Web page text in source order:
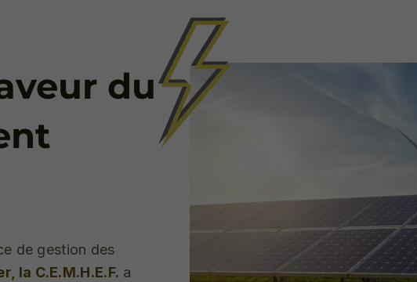
du
de gestion des
la C.E.M.H.E.F. a